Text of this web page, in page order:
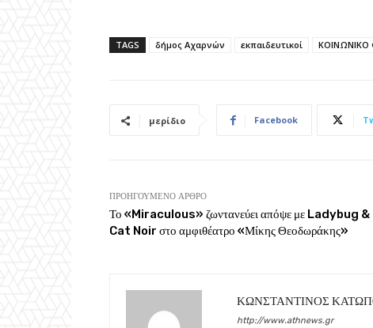
TAGS δήμος Αχαρνών εκπαιδευτικοί ΚΟΙΝΩΝΙΚΟ
μερίδιο Facebook
ΠΡΟΗΓΟΎΜΕΝΟ ΆΡΘΡΟ
Το «Miraculous» ζωντανεύει απόψε με Ladybug &
Cat Noir στο αμφιθέατρο «Μίκης Θεοδωράκης»
ΚΩΝΣΤΑΝΤΙΝΟΣ
http://www.athnews.gr